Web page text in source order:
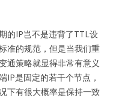
的IP岂不是违背了TTL设
准的规范，但是当我们重
通策略就显得非常有意义
IP是固定的若干个节点，
下有很大概率是保持一致